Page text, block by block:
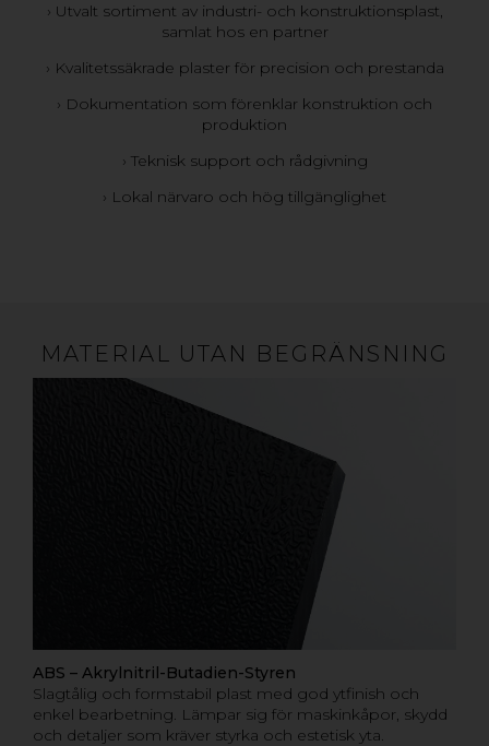
› Utvalt sortiment av industri- och konstruktionsplast,
samlat hos en partner
› Kvalitetssäkrade plaster för precision och prestanda
› Dokumentation som förenklar konstruktion och
produktion
› Teknisk support och rådgivning
› Lokal närvaro och hög tillgänglighet
MATERIAL UTAN BEGRÄNSNING
ABS – Akrylnitril-Butadien-Styren
Slagtålig och formstabil plast med god ytfinish och
enkel bearbetning. Lämpar sig för maskinkåpor, skydd
och detaljer som kräver styrka och estetisk yta.